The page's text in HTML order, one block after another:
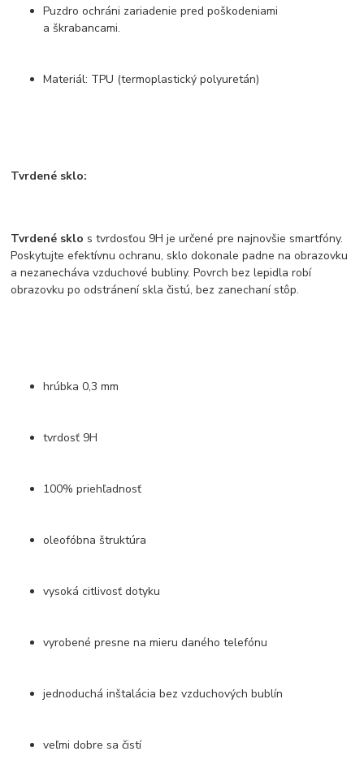
Puzdro ochráni zariadenie pred poškodeniami
a škrabancami.
Materiál: TPU (termoplastický polyuretán)
Tvrdené sklo:
Tvrdené sklo s tvrdosťou 9H je určené pre najnovšie smartfóny.
Poskytujte efektívnu ochranu, sklo dokonale padne na obrazovku
a nezanecháva vzduchové bubliny. Povrch bez lepidla robí
obrazovku po odstránení skla čistú, bez zanechaní stôp.
hrúbka 0,3 mm
tvrdosť 9H
100% priehľadnosť
oleofóbna štruktúra
vysoká citlivosť dotyku
vyrobené presne na mieru daného telefónu
jednoduchá inštalácia bez vzduchových bublín
veľmi dobre sa čistí